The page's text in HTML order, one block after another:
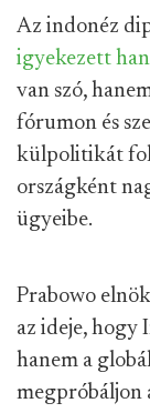
Az indonéz
igyekezett
van szó,
fórumon és
külpolitikát
országként
ügyeibe.
Prabowo elnök
az ideje, hogy
hanem a
megpróbáljon